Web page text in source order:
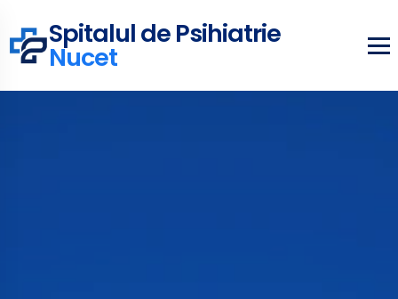
Spitalul de Psihiatrie
Nucet